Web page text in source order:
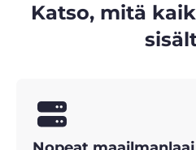
Katso, mitä